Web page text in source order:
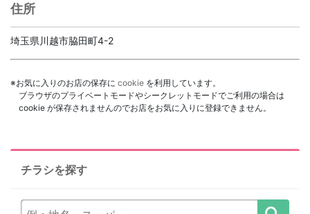
住所
埼玉県川越市脇田町4-2
※お気に入りのお店の保存に cookie を利用しています。
ブラウザのプライベートモードやシークレットモードでご利用の場合は
cookie が保存されませんのでお店をお気に入りに登録できません。
チラシを探す